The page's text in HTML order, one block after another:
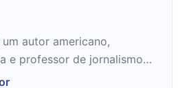
autor americano,
e professor de jornalismo
School of